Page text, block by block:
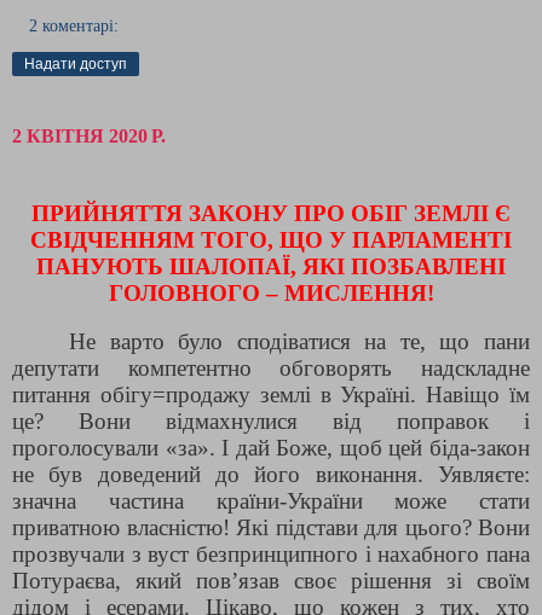
2 коментарі:
Надати доступ
2 КВІТНЯ 2020 Р.
ПРИЙНЯТТЯ ЗАКОНУ ПРО ОБІГ ЗЕМЛІ Є
СВІДЧЕННЯМ ТОГО, ЩО У ПАРЛАМЕНТІ
ПАНУЮТЬ ШАЛОПАЇ, ЯКІ ПОЗБАВЛЕНІ
ГОЛОВНОГО – МИСЛЕННЯ!
Не варто було сподіватися на те, що пани
депутати компетентно обговорять надскладне
питання обігу=продажу землі в Україні. Навіщо їм
це? Вони відмахнулися від поправок і
проголосували «за». І дай Боже, щоб цей біда-закон
не був доведений до його виконання. Уявляєте:
значна частина країни-України може стати
приватною власністю! Які підстави для цього? Вони
прозвучали з вуст безпринципного і нахабного пана
Потураєва, який пов’язав своє рішення зі своїм
дідом і есерами. Цікаво, що кожен з тих, хто